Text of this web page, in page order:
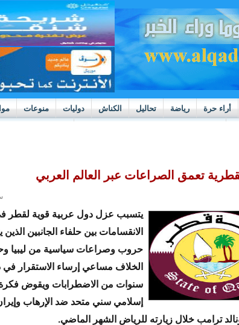
أراء حرة رياضة تحاليل الكناش دوليات منوعات
تعمق الصراعات عبر العالم العربي
يتسبب عزل دول عربية قوية لقطر
الانقسامات بين حلفاء الجانبين
حروب وصراعات سياسية من ليبيا
الخلاف مساعي إرساء الاستقرار
سنوات من الاضطرابات ويقوض
إسلامي سني متحد ضد الإرهاب
ترامب خلال زيارته للرياض الشهر الماضي.